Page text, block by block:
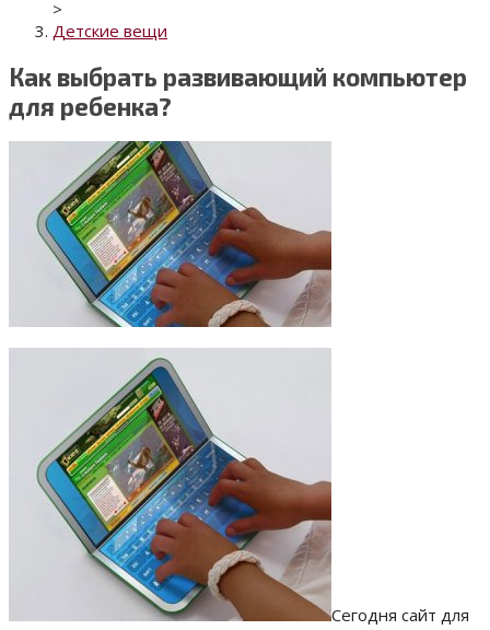
>
Детские вещи
Как выбрать развивающий компьютер
для ребенка?
Сегодня сайт для